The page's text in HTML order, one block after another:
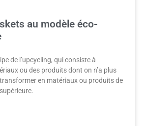
au modèle éco-
de l’upcycling, qui consiste à
ou des produits dont on n’a plus
transformer en matériaux ou produits de